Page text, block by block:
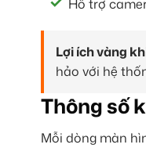
Hỗ trợ
Lợi ích vàng
hảo với hệ
Thông số
Mỗi dòng màn